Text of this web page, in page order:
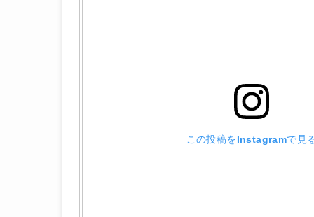
この投稿をInstagramで見